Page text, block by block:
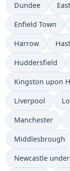
Dundee
Enfield Town
Harrow
Huddersfield
Kingston upon
Liverpool
Manchester
Middlesbrough
Newcastle